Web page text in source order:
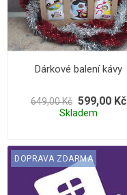
Dárkové balení kávy
649,00 Kč 599,00 Kč
Skladem
DOPRAVA ZDARMA